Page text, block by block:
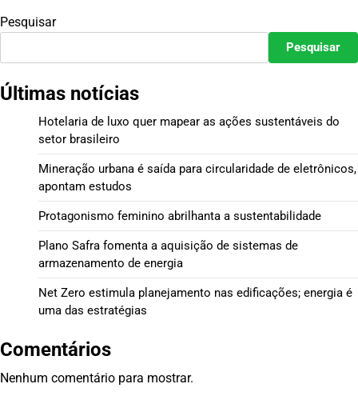
Pesquisar
Pesquisar
Últimas notícias
Hotelaria de luxo quer mapear as ações sustentáveis do
setor brasileiro
Mineração urbana é saída para circularidade de eletrônicos,
apontam estudos
Protagonismo feminino abrilhanta a sustentabilidade
Plano Safra fomenta a aquisição de sistemas de
armazenamento de energia
Net Zero estimula planejamento nas edificações; energia é
uma das estratégias
Comentários
Nenhum comentário para mostrar.